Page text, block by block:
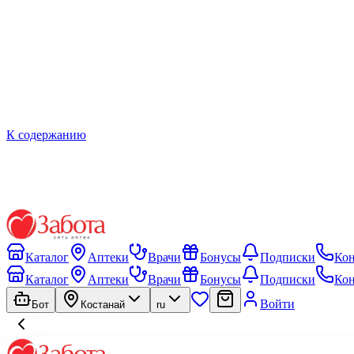
К содержанию
Каталог Аптеки Врачи Бонусы Подписки
Каталог
Аптеки Врачи Бонусы Подписки
Бот Костанай ru Войти